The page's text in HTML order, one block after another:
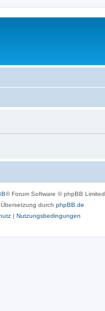
® Forum Software © phpBB Limited
durch phpBB.de
| Nutzungsbedingungen